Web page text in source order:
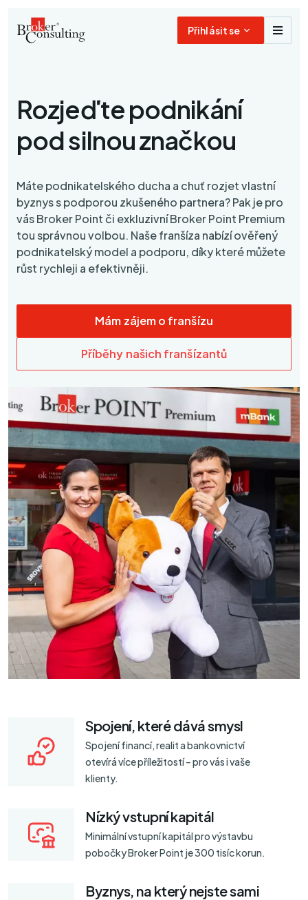
Přihlásit se
Rozjeďte podnikání
pod silnou značkou
Máte podnikatelského ducha a chuť rozjet vlastní
byznys s podporou zkušeného partnera? Pak je pro
vás Broker Point či exkluzivní Broker Point Premium
tou správnou volbou. Naše franšíza nabízí ověřený
podnikatelský model a podporu, díky které můžete
růst rychleji a efektivněji.
Mám zájem o franšízu
Příběhy našich franšízantů
Spojení, které dává smysl
Spojení financí, realit a bankovnictví
otevírá více příležitostí – pro vás i vaše
klienty.
Nízký vstupní kapitál
Minimální vstupní kapitál pro výstavbu
pobočky Broker Point je 300 tisíc korun.
Byznys, na který nejste sami